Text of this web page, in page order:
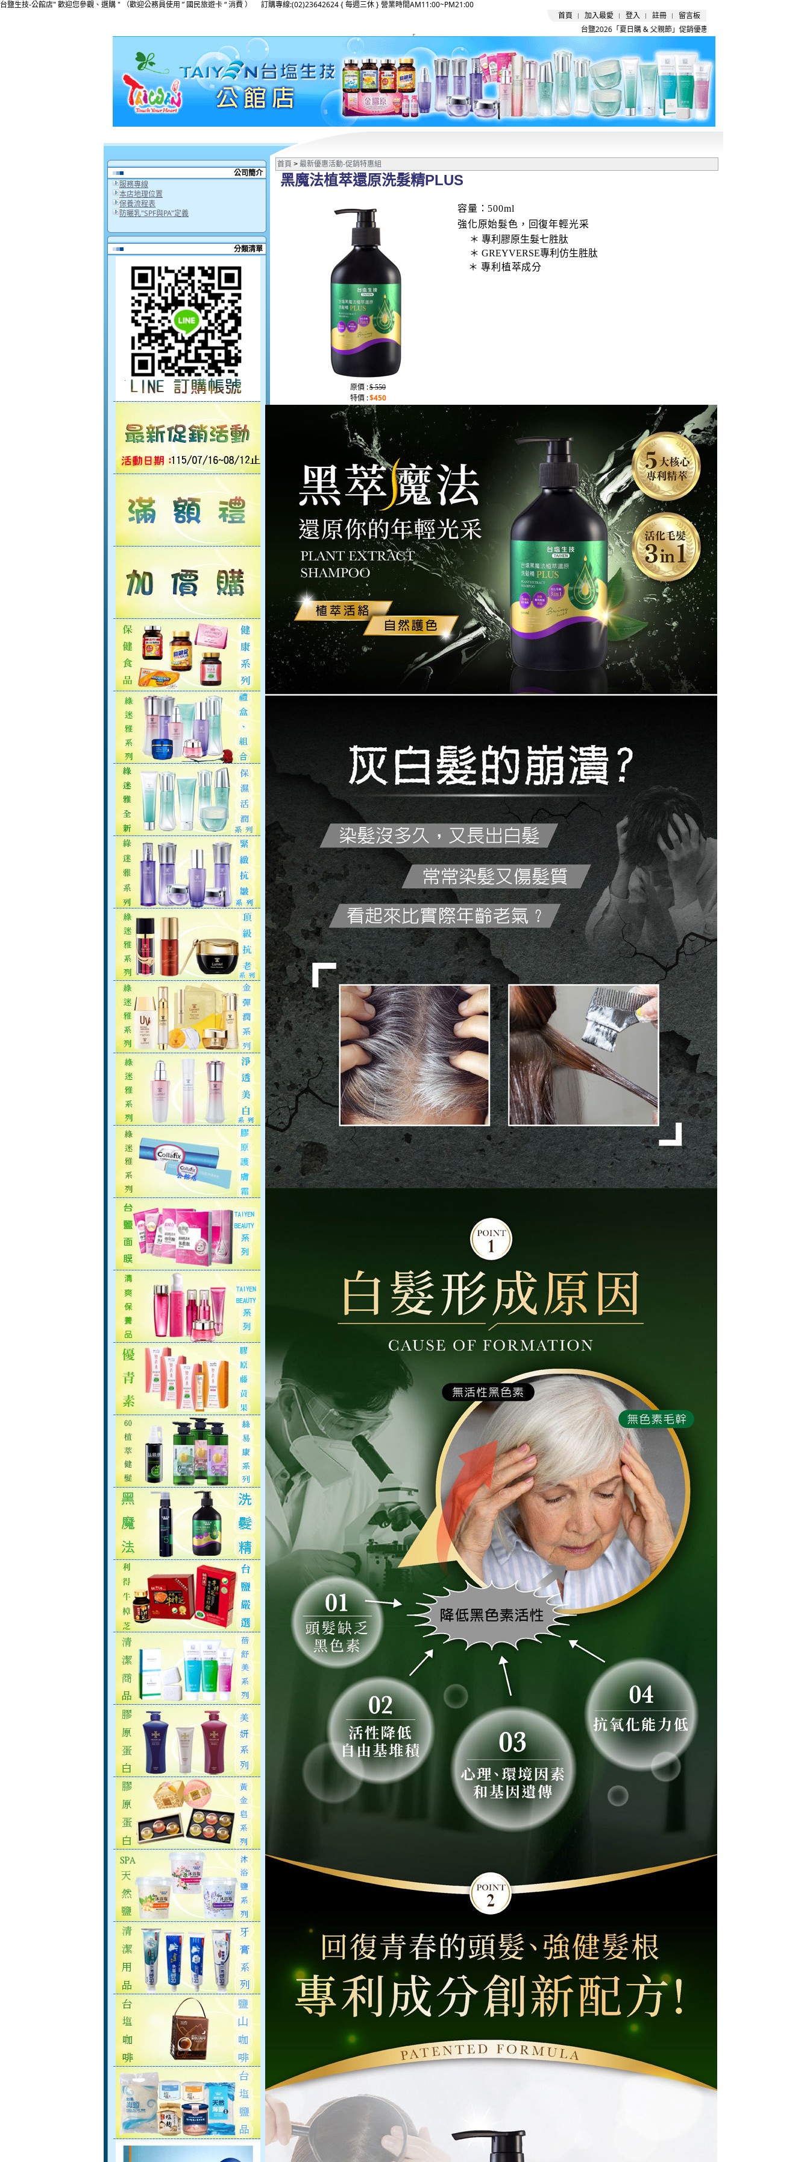
台鹽生技-公館店" 歡迎您參觀、選購 " （歡迎公務員使用 ” 國民旅遊卡 “ 消費 ） 訂購專線:(02)23642624 { 每週三休 } 營業時間AM11:00~PM21:00
台鹽2026「夏日購 & 父親節」促銷優惠活動開跑囉 !
首頁 加入最愛 登入 註冊 留言板
公司簡介
服務專線
本店地理位置
保養流程表
防曬乳"SPF與PA"定義
分類清單
首頁 > 最新優惠活動-促銷特惠組
黑魔法植萃還原洗髮精PLUS
原價 :$ 550
特價 :$450
容量： 500ml
強化原始髮色，回復年輕光采
＊ 專利膠原生髮七胜肽
＊ GREYVERSE專利仿生胜肽
＊ 專利植萃成分